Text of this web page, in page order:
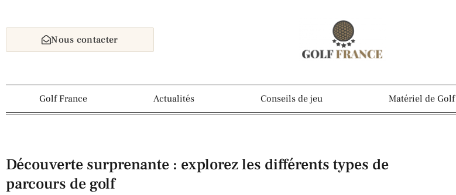
Nous contacter
Golf France Actualités Conseils de jeu Matériel de Golf
Découverte surprenante : explorez les différents types de
parcours de golf